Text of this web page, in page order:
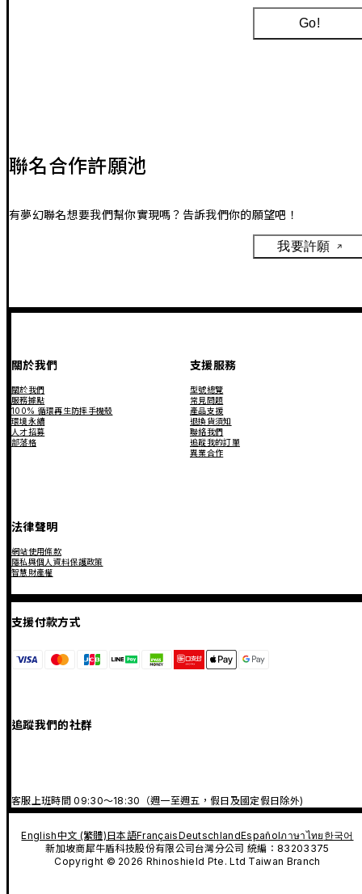
Go!
聯名合作許願池
有夢幻聯名想要我們幫你實現嗎？告訴我們你的願望吧！
我要許願
關於我們
關於我們
服務據點
100% 循環再生防摔手機殼
環境永續
人才招募
部落格
支援服務
型號總覽
常見問題
產品支援
退換貨須知
聯絡我們
追蹤我的訂單
異業合作
法律聲明
網站使用條款
隱私與個人資料保護政策
智慧財產權
支援付款方式
追蹤我們的社群
客服上班時間 09:30～18:30（週一至週五，假日及國定假日除外)
English中文 (繁體)日本語FrançaisDeutschlandEspañolภาษาไทย 한국어
新加坡商犀牛盾科技股份有限公司台灣分公司 統編：83203375
Copyright © 2026 Rhinoshield Pte. Ltd Taiwan Branch